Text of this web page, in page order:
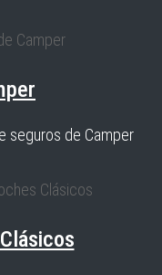
seguros de Camper